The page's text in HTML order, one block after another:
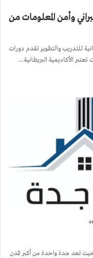
وأمن المعلومات من
للتدريب والتطوير تقدم دورات
الأكاديمية البريطانية…
44
تعد جدة واحدة من أكبر المدن